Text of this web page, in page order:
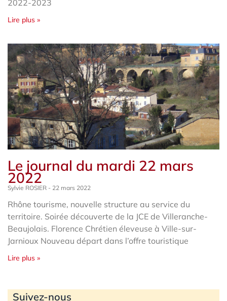
2022-2023
Lire plus »
Le journal du mardi 22 mars
2022
Sylvie ROSIER 22 mars 2022
Rhône tourisme, nouvelle structure au service du
territoire. Soirée découverte de la JCE de Villeranche-
Beaujolais. Florence Chrétien éleveuse à Ville-sur-
Jarnioux Nouveau départ dans l’offre touristique
Lire plus »
Suivez-nous
Archives